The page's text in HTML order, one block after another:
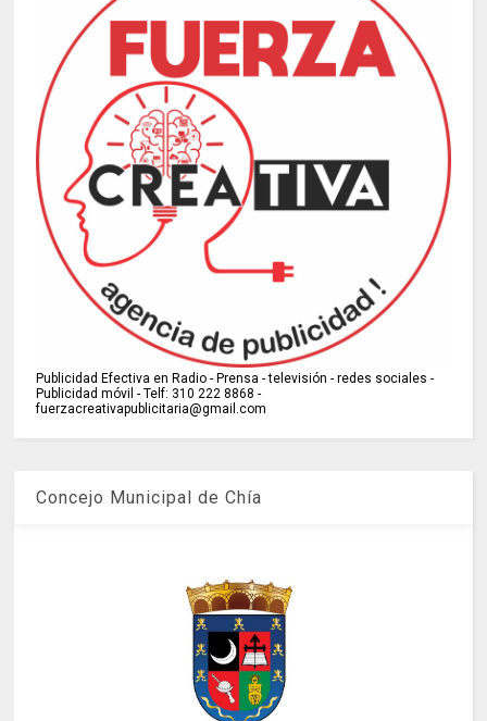
Publicidad Efectiva en Radio - Prensa - televisión - redes sociales -
Publicidad móvil - Telf: 310 222 8868 -
fuerzacreativapublicitaria@gmail.com
Concejo Municipal de Chía